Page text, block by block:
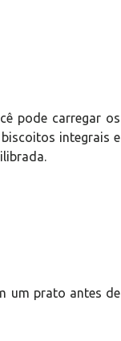
pode carregar os
integrais e
um prato antes de